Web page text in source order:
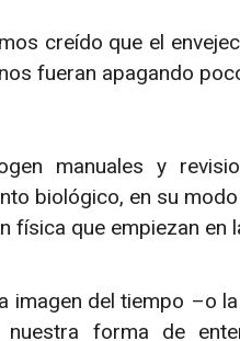
creído que el
fueran apagando
manuales y
biológico, en su
física que empiezan en
imagen del tiempo –o
nuestra forma de